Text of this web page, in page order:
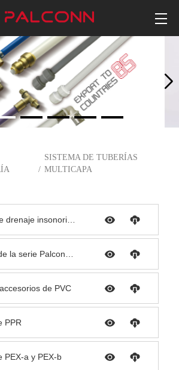
/
SISTEMA DE TUBERÍAS
MULTICAPA
Sistema de drenaje insonorizado PP
de PVC
PPR
PEX-a y PEX-b